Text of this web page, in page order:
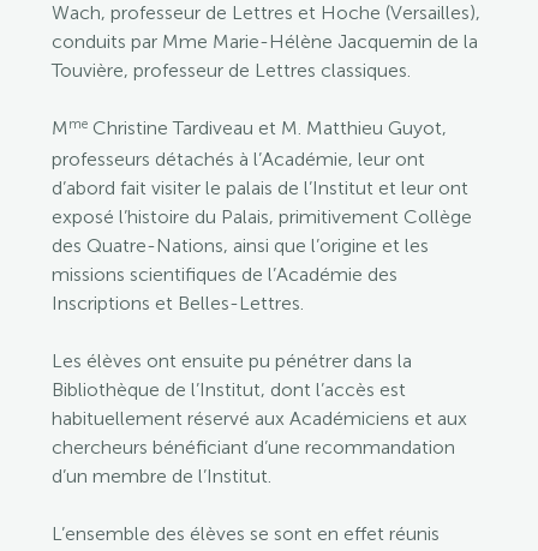
Wach, professeur de Lettres et Hoche (Versailles),
conduits par Mme Marie-Hélène Jacquemin de la
Touvière, professeur de Lettres classiques.
MmeChristine Tardiveau et M. Matthieu Guyot,
professeurs détachés à l’Académie, leur ont
d’abord fait visiter le palais de l’Institut et leur ont
exposé l’histoire du Palais, primitivement Collège
des Quatre-Nations, ainsi que l’origine et les
missions scientifiques de l’Académie des
Inscriptions et Belles-Lettres.
Les élèves ont ensuite pu pénétrer dans la
Bibliothèque de l’Institut, dont l’accès est
habituellement réservé aux Académiciens et aux
chercheurs bénéficiant d’une recommandation
d’un membre de l’Institut.
L’ensemble des élèves se sont en effet réunis